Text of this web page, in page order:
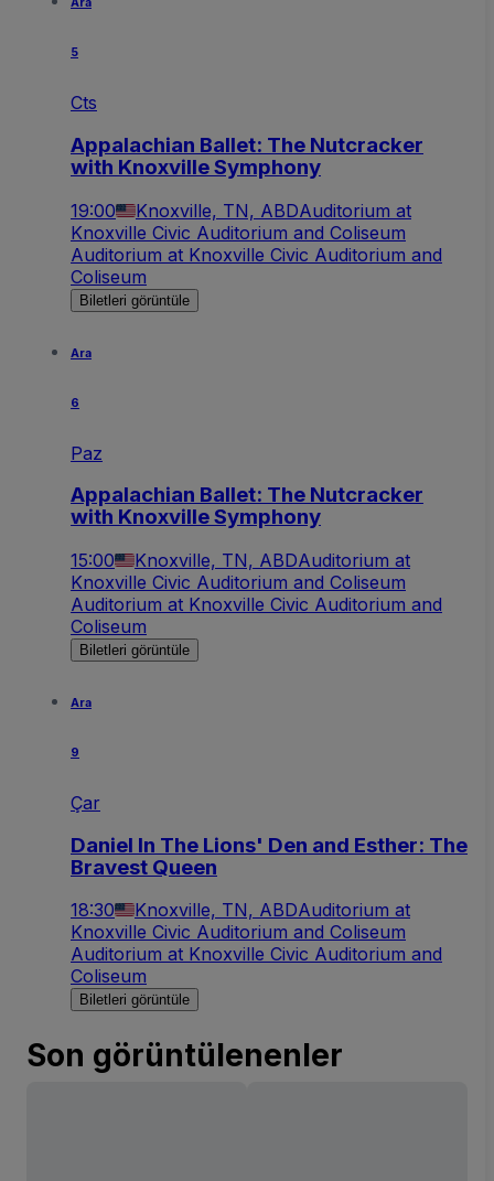
Ara
5
Cts
Appalachian Ballet: The Nutcracker
with Knoxville Symphony
19:00 Knoxville, TN, ABDAuditorium at
Knoxville Civic Auditorium and Coliseum
Auditorium at Knoxville Civic Auditorium and
Coliseum
Biletleri görüntüle
Ara
6
Paz
Appalachian Ballet: The Nutcracker
with Knoxville Symphony
15:00 Knoxville, TN, ABDAuditorium at
Knoxville Civic Auditorium and Coliseum
Auditorium at Knoxville Civic Auditorium and
Coliseum
Biletleri görüntüle
Ara
9
Çar
Daniel In The Lions' Den and Esther: The
Bravest Queen
18:30 Knoxville, TN, ABDAuditorium at
Knoxville Civic Auditorium and Coliseum
Auditorium at Knoxville Civic Auditorium and
Coliseum
Biletleri görüntüle
Son görüntülenenler